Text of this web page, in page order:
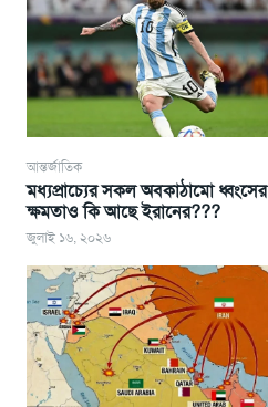
আন্তর্জাতিক
মধ্যপ্রাচ্যের সকল অবকাঠামো ধ্বংসের
ক্ষমতাও কি আছে ইরানের???
জুলাই ১৬, ২০২৬